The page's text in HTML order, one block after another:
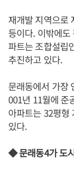
재개발 지역으로
등이다. 이밖에
파트는 조합설립
추진하고 있다.
문래동에서 가장
001년 11월에 준
아파트는 32평형
있다.
◆ 문래동4가 도